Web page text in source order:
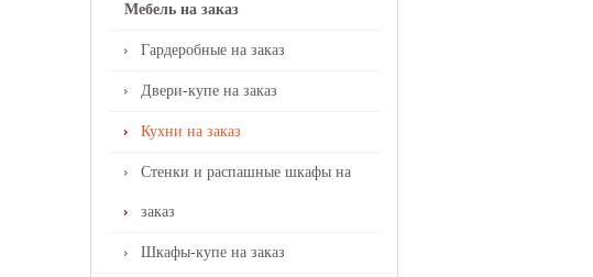
Мебель на заказ
Гардеробные на заказ
Двери-купе на заказ
Кухни на заказ
Стенки и распашные шкафы на
заказ
Шкафы-купе на заказ